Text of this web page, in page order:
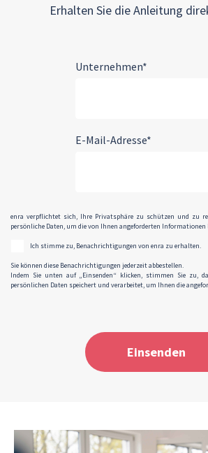
Erhalten Sie die Anleitung
Unternehmen*
E-Mail-Adresse*
enra verpflichtet sich, Ihre Privatsphäre zu schützen und zu
persönliche Daten, um die von Ihnen angeforderten
Ich stimme zu, Benachrichtigungen von enra zu erhalten.
Sie können diese Benachrichtigungen jederzeit abbestellen.
Indem Sie unten auf „Einsenden“ klicken, stimmen Sie zu,
persönlichen Daten speichert und verarbeitet, um Ihnen die